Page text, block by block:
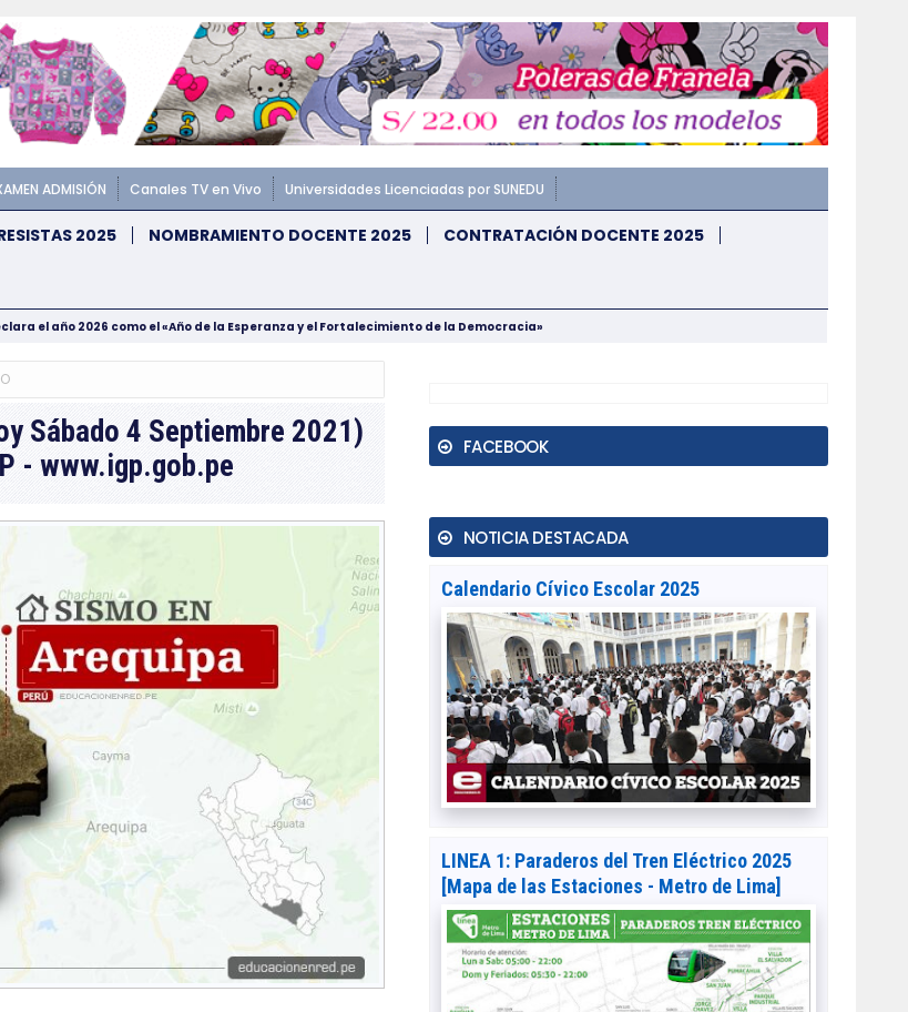
ADMISIÓN Canales TV en Vivo Universidades Licenciadas por SUNEDU
2025 NOMBRAMIENTO DOCENTE 2025 CONTRATACIÓN DOCENTE 2025
el año 2026 como el «Año de la Esperanza y el Fortalecimiento de la Democracia»
Sábado 4 Septiembre 2021)
- www.igp.gob.pe
FACEBOOK
NOTICIA DESTACADA
Calendario Cívico Escolar 2025
LINEA 1: Paraderos del Tren Eléctrico 2025
[Mapa de las Estaciones - Metro de Lima]